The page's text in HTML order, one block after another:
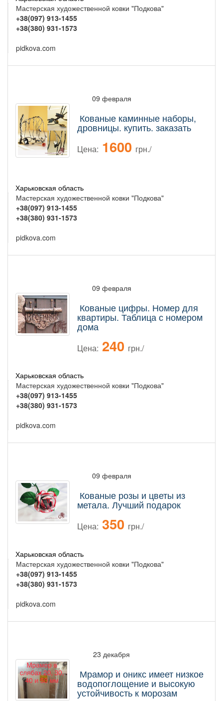
Мастерская художественной ковки "Подкова"
+38(097) 913-1455
+38(380) 931-1573
pidkova.com
09 февраля
Кованые каминные наборы,
дровницы. купить. заказать
Цена: 1600 грн./
Харьковская область
Мастерская художественной ковки "Подкова"
+38(097) 913-1455
+38(380) 931-1573
pidkova.com
09 февраля
Кованые цифры. Номер для
квартиры. Таблица с номером
дома
Цена: 240 грн./
Харьковская область
Мастерская художественной ковки "Подкова"
+38(097) 913-1455
+38(380) 931-1573
pidkova.com
09 февраля
Кованые розы и цветы из
метала. Лучший подарок
Цена: 350 грн./
Харьковская область
Мастерская художественной ковки "Подкова"
+38(097) 913-1455
+38(380) 931-1573
pidkova.com
23 декабря
Мрамор и оникс имеет низкое
водопоглощение и высокую
устойчивость к морозам